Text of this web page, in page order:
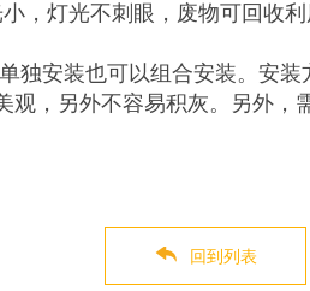
，灯光不刺眼，废物可回收
独安装也可以组合安装。安
，另外不容易积灰。另外
回到列表